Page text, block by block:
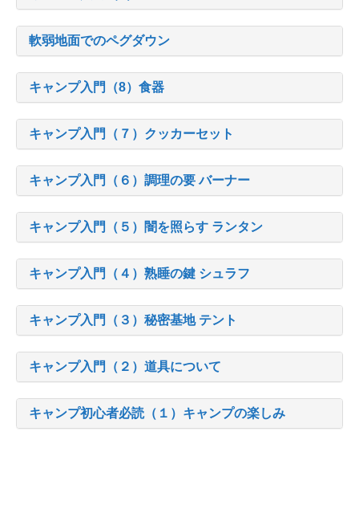
軟弱地面でのペグダウン
キャンプ入門（8）食器
キャンプ入門（７）クッカーセット
キャンプ入門（６）調理の要 バーナー
キャンプ入門（５）闇を照らす ランタン
キャンプ入門（４）熟睡の鍵 シュラフ
キャンプ入門（３）秘密基地 テント
キャンプ入門（２）道具について
キャンプ初心者必読（１）キャンプの楽しみ